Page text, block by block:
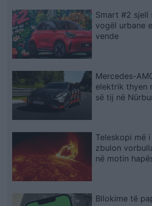
Smart #2 sjell
vogël urbane
vende
Mercedes-
elektrik thyen
së tij në
Teleskopi më
zbulon
në motin
Bllokime të